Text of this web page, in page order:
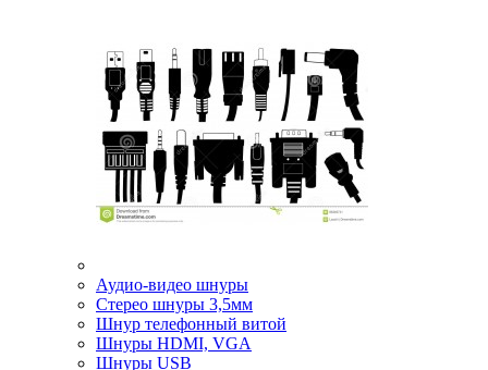
Аудио-видео шнуры
Стерео шнуры 3,5мм
Шнур телефонный витой
Шнуры HDMI, VGA
Шнуры USB